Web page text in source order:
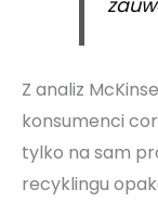
Z analiz
konsumenci
tylko na sam
recyklingu